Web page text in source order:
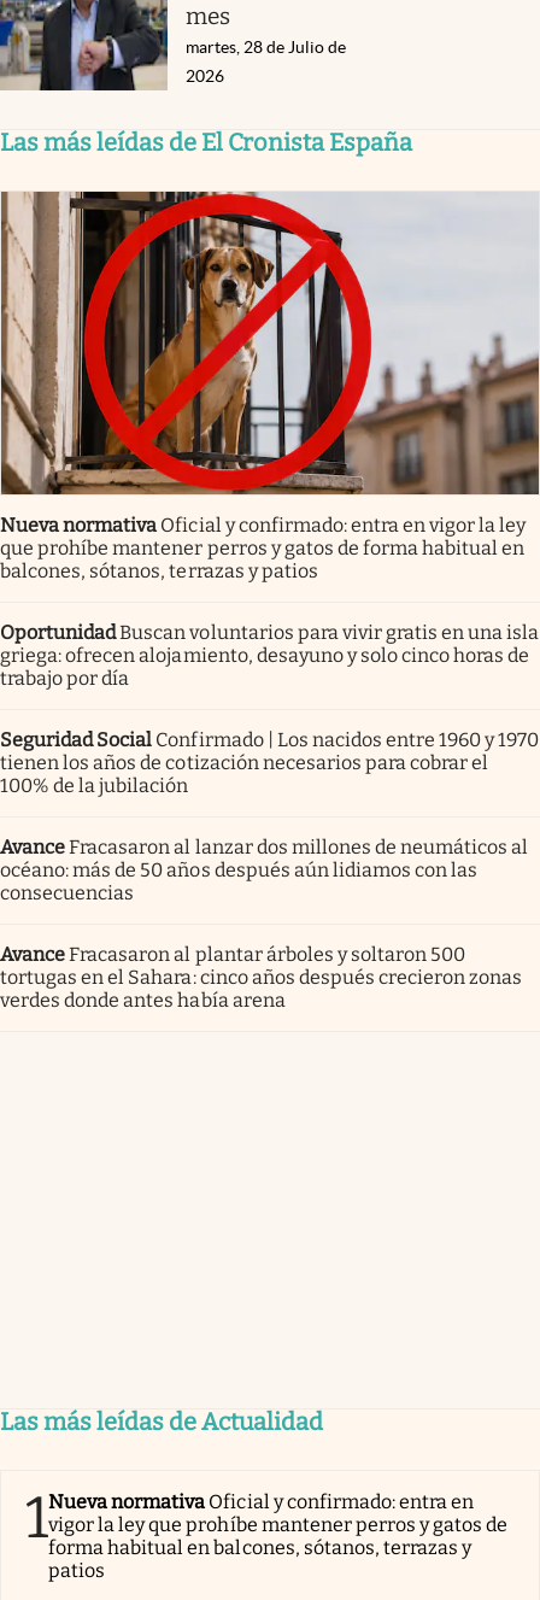
mes
martes, 28 de Julio de
2026
Las más leídas de El Cronista España
Nueva normativa Oficial y confirmado: entra en vigor la ley
que prohíbe mantener perros y gatos de forma habitual en
balcones, sótanos, terrazas y patios
OportunidadBuscan voluntarios para vivir gratis en una isla
griega: ofrecen alojamiento, desayuno y solo cinco horas de
trabajo por día
Seguridad Social Confirmado | Los nacidos entre 1960 y 1970
tienen los años de cotización necesarios para cobrar el
100% de la jubilación
AvanceFracasaron al lanzar dos millones de neumáticos al
océano: más de 50 años después aún lidiamos con las
consecuencias
AvanceFracasaron al plantar árboles y soltaron 500
tortugas en el Sahara: cinco años después crecieron zonas
verdes donde antes había arena
Las más leídas de Actualidad
1Nueva normativa Oficial y confirmado: entra en
vigor la ley que prohíbe mantener perros y gatos de
forma habitual en balcones, sótanos, terrazas y
patios